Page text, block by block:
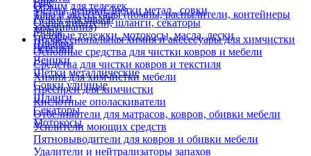
Отжим для тележек
Ручки для швабр
Мопы
Швабры
Метлы, веники, щетки метал., совки
Опрыскиватели, шланги, секаторы
Садовые тележки, мотокосы, масла, лески
Черенки
Веники
Щетки металлические
Совки уличные
Шланги
Секаторы
Мотокосы
Тара и аксессуары (помпы, распылители, контейнеры
замачивания)
Профессиональная химия и акссесуары для химчистки
Основные средства для чистки ковров и мебели
Средства для чистки ковров и текстиля
Химия для химчистки мебели
Преспреи для химчистки
Кислотные ополаскиватели
Отбеливатели для матрасов, ковров, обивки мебели
Усилители моющих средств
Пятновыводители для ковров и обивки мебели
Удалители и нейтрализаторы запахов